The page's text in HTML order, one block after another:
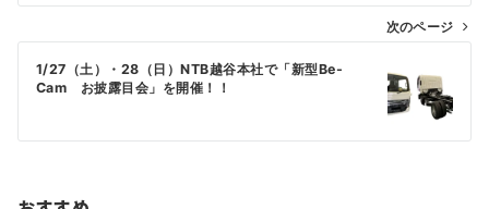
ビ
ゲ
ー
ョ
次のページ
1/27（土）・28（日）NTB越谷本社で「新型Be-
Cam お披露目会」を開催！！